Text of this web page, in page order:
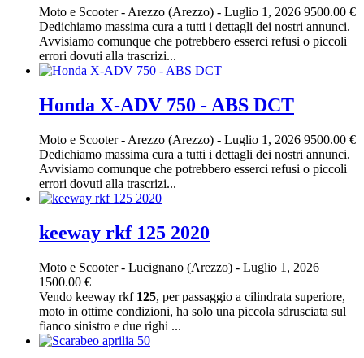
Moto e Scooter- Arezzo (Arezzo) - Luglio 1, 2026 9500.00 €
Dedichiamo massima cura a tutti i dettagli dei nostri annunci.
Avvisiamo comunque che potrebbero esserci refusi o piccoli
errori dovuti alla trascrizi...
Honda X-ADV 750 - ABS DCT
Moto e Scooter- Arezzo (Arezzo) - Luglio 1, 2026 9500.00 €
Dedichiamo massima cura a tutti i dettagli dei nostri annunci.
Avvisiamo comunque che potrebbero esserci refusi o piccoli
errori dovuti alla trascrizi...
keeway rkf 125 2020
Moto e Scooter- Lucignano (Arezzo) - Luglio 1, 2026
1500.00 €
Vendo keeway rkf 125, per passaggio a cilindrata superiore,
moto in ottime condizioni, ha solo una piccola sdrusciata sul
fianco sinistro e due righi ...